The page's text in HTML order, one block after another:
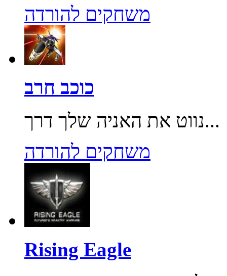
משחקים להורדה
כוכב חרב
נווט את האניה שלך דרך...
משחקים להורדה
Rising Eagle